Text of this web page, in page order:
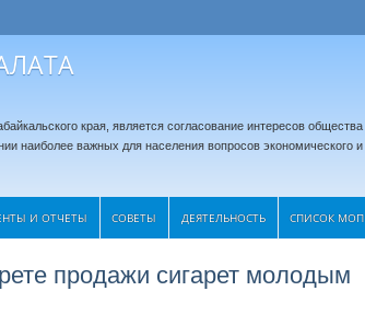
края, является согласование интересов общества
наиболее важных для населения вопросов экономического и
И ОТЧЕТЫ CОВЕТЫ ДЕЯТЕЛЬНОСТЬ СПИСОК МОП
продажи сигарет молодым